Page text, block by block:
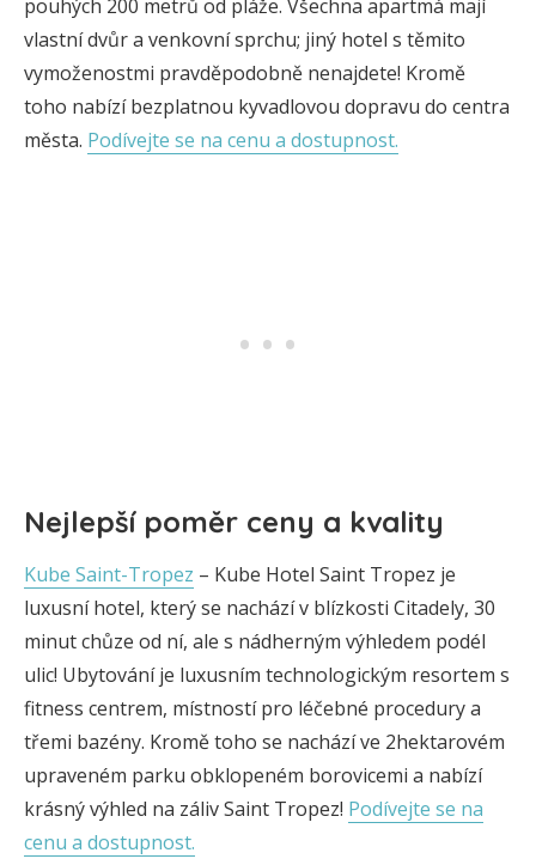
pouhých 200 metrů od pláže. Všechna apartmá mají
vlastní dvůr a venkovní sprchu; jiný hotel s těmito
vymoženostmi pravděpodobně nenajdete! Kromě
toho nabízí bezplatnou kyvadlovou dopravu do centra
města. Podívejte se na cenu a dostupnost.
Nejlepší poměr ceny a kvality
Kube Saint-Tropez – Kube Hotel Saint Tropez je
luxusní hotel, který se nachází v blízkosti Citadely, 30
minut chůze od ní, ale s nádherným výhledem podél
ulic! Ubytování je luxusním technologickým resortem s
fitness centrem, místností pro léčebné procedury a
třemi bazény. Kromě toho se nachází ve 2hektarovém
upraveném parku obklopeném borovicemi a nabízí
krásný výhled na záliv Saint Tropez! Podívejte se na
cenu a dostupnost.